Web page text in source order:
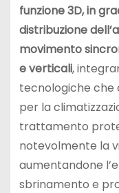
funzione 3D, in
distribuzione
movimento
e verticali,
tecnologiche che
per la
trattamento
notevolmente la
aumentandone
sbrinamento e